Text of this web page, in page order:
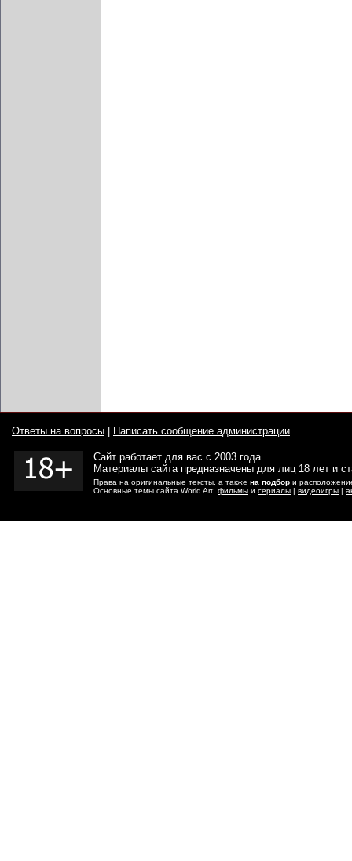
Ответы на вопросы Написать сообщение администрации
Сайт работает для вас с 2003 года.
Материалы сайта предназначены для лиц 18 лет и
Права на оригинальные тексты, а также на подбор и
Основные темы сайта World Art: фильмы и сериалы | видеоигры |